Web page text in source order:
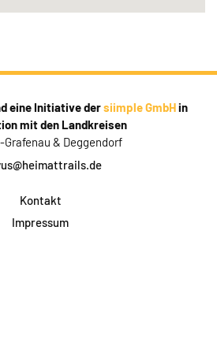
eine Initiative dersiimple GmbHin
mit den Landkreisen
Grafenau & Deggendorf
Kontakt
Impressum